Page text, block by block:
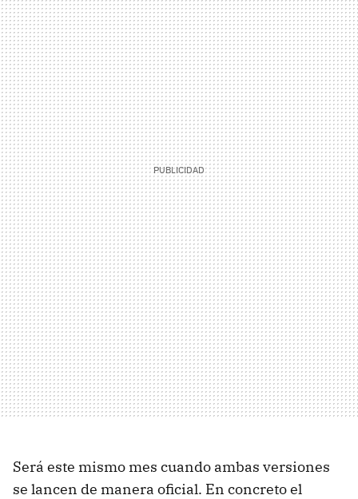
Será este mismo mes cuando ambas versiones
se lancen de manera oficial. En concreto el